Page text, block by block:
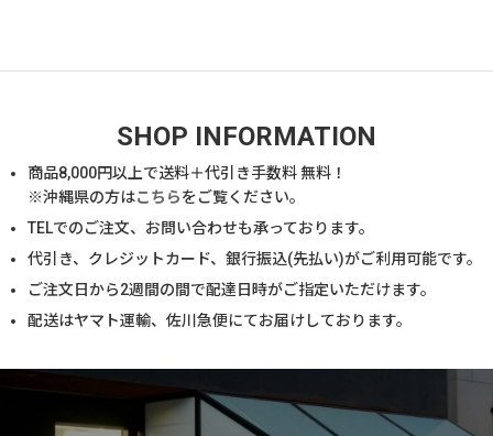
SHOP INFORMATION
商品8,000円以上で送料＋代引き手数料 無料！
※沖縄県の方はこちらをご覧ください。
TELでのご注文、お問い合わせも承っております。
代引き、クレジットカード、銀行振込(先払い)がご利用可能です。
ご注文日から2週間の間で配達日時がご指定いただけます。
配送はヤマト運輸、佐川急便にてお届けしております。